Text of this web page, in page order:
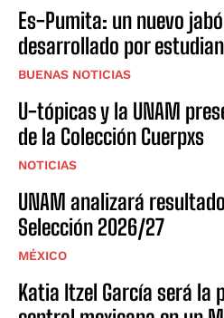
Es-Pumita: un nuevo
desarrollado por
BUENAS NOTICIAS
U-tópicas y la UNAM
de la Colección Cuerpxs
NOTICIAS
UNAM analizará
Selección 2026/27
MÉXICO
Katia Itzel García será la